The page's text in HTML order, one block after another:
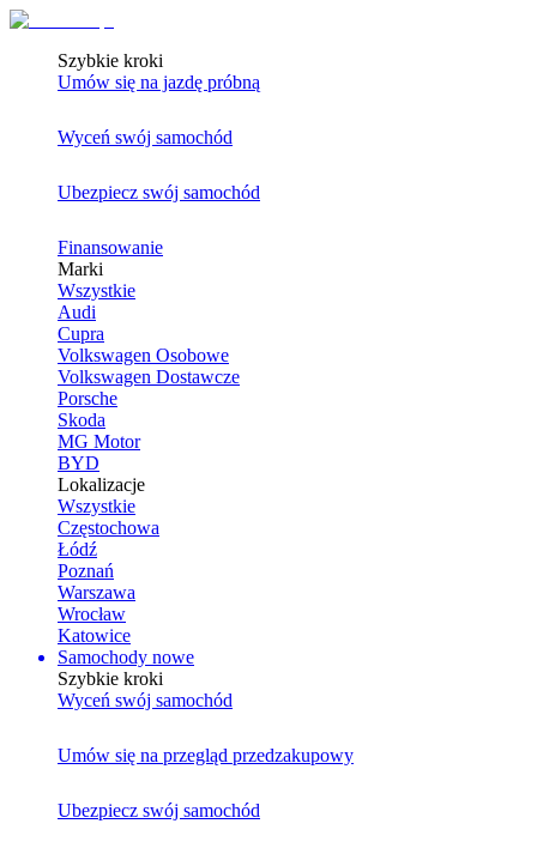
Szybkie kroki
Umów się na jazdę próbną
Wyceń swój samochód
Ubezpiecz swój samochód
Finansowanie
Marki
Wszystkie
Audi
Cupra
Volkswagen Osobowe
Volkswagen Dostawcze
Porsche
Skoda
MG Motor
BYD
Lokalizacje
Wszystkie
Częstochowa
Łódź
Poznań
Warszawa
Wrocław
Katowice
Samochody nowe
Szybkie kroki
Wyceń swój samochód
Umów się na przegląd przedzakupowy
Ubezpiecz swój samochód